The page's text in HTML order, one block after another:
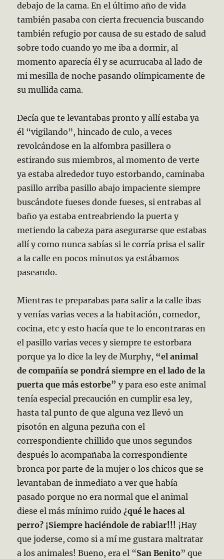
debajo de la cama. En el último año de vida
también pasaba con cierta frecuencia buscando
también refugio por causa de su estado de salud
sobre todo cuando yo me iba a dormir, al
momento aparecía él y se acurrucaba al lado de
mi mesilla de noche pasando olímpicamente de
su mullida cama.
Decía que te levantabas pronto y allí estaba ya
él “vigilando”, hincado de culo, a veces
revolcándose en la alfombra pasillera o
estirando sus miembros, al momento de verte
ya estaba alrededor tuyo estorbando, caminaba
pasillo arriba pasillo abajo impaciente siempre
buscándote fueses donde fueses, si entrabas al
baño ya estaba entreabriendo la puerta y
metiendo la cabeza para asegurarse que estabas
allí y como nunca sabías si le corría prisa el salir
a la calle en pocos minutos ya estábamos
paseando.
Mientras te preparabas para salir a la calle ibas
y venías varias veces a la habitación, comedor,
cocina, etc y esto hacía que te lo encontraras en
el pasillo varias veces y siempre te estorbara
porque ya lo dice la ley de Murphy, “el animal
de compañía se pondrá siempre en el lado de la
puerta que más estorbe” y para eso este animal
tenía especial precaución en cumplir esa ley,
hasta tal punto de que alguna vez llevó un
pisotón en alguna pezuña con el
correspondiente chillido que unos segundos
después lo acompañaba la correspondiente
bronca por parte de la mujer o los chicos que se
levantaban de inmediato a ver que había
pasado porque no era normal que el animal
diese el más mínimo ruido¿qué le haces al
perro? ¡Siempre haciéndole de rabiar!!! ¡Hay
que joderse, como si a mí me gustara maltratar
a los animales! Bueno, era el “San Benito” que